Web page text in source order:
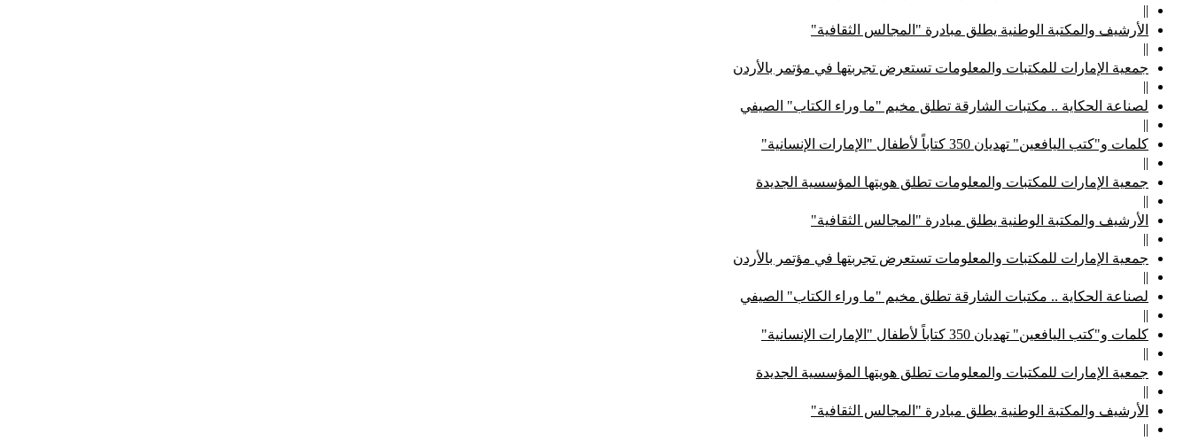
||
الأرشيف والمكتبة الوطنية يطلق مبادرة "المجالس الثقافية"
||
جمعية الإمارات للمكتبات والمعلومات تستعرض تجربتها في مؤتمر بالأردن
||
لصناعة الحكاية .. مكتبات الشارقة تطلق مخيم "ما وراء الكتاب" الصيفي
||
كلمات و"كتب اليافعين" تهديان 350 كتاباً لأطفال "الإمارات الإنسانية"
||
جمعية الإمارات للمكتبات والمعلومات تطلق هويتها المؤسسية الجديدة
||
الأرشيف والمكتبة الوطنية يطلق مبادرة "المجالس الثقافية"
||
جمعية الإمارات للمكتبات والمعلومات تستعرض تجربتها في مؤتمر بالأردن
||
لصناعة الحكاية .. مكتبات الشارقة تطلق مخيم "ما وراء الكتاب" الصيفي
||
كلمات و"كتب اليافعين" تهديان 350 كتاباً لأطفال "الإمارات الإنسانية"
||
جمعية الإمارات للمكتبات والمعلومات تطلق هويتها المؤسسية الجديدة
||
الأرشيف والمكتبة الوطنية يطلق مبادرة "المجالس الثقافية"
||